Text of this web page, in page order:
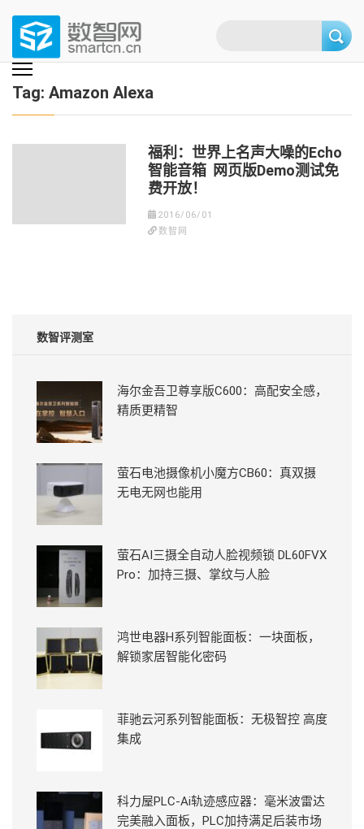
content
(Press
enter)
数智网
智能家居第一资讯门户 | 智能家居系统，智能家居产品，智能家居解决方
Tag: Amazon Alexa
福利：世界上名声大噪的Echo
智能音箱 网页版Demo测试免
费开放！
2016/06/01
数智网
数智评测室
海尔金吾卫尊享版C600：高配安全感，
精质更精智
萤石电池摄像机小魔方CB60：真双摄
无电无网也能用
萤石AI三摄全自动人脸视频锁 DL60FVX
Pro：加持三摄、掌纹与人脸
鸿世电器H系列智能面板：一块面板，
解锁家居智能化密码
菲驰云河系列智能面板：无极智控 高度
集成
科力屋PLC-Ai轨迹感应器：毫米波雷达
完美融入面板，PLC加持满足后装市场